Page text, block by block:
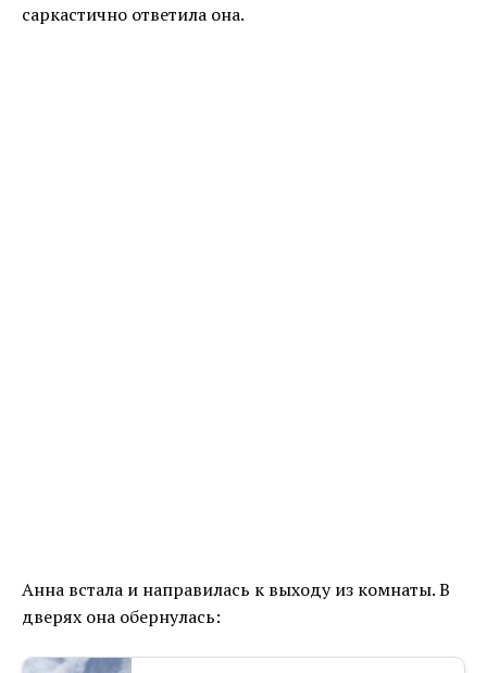
саркастично ответила она.
Анна встала и направилась к выходу из комнаты. В
дверях она обернулась: